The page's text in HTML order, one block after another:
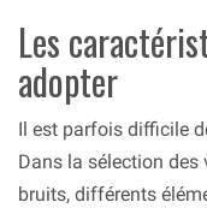
Les
adopter
Il est parfois difficile
Dans la sélection des
bruits, différents